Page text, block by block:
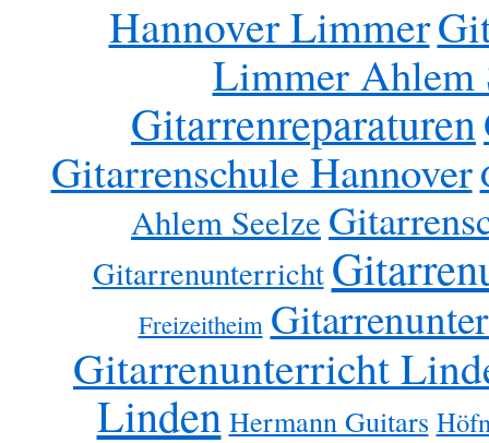
Hannover Limmer
Limmer Ahlem
Gitarrenreparaturen
Gitarrenschule Hannover
Ahlem Seelze
Gitarrenunterricht
Freizeitheim
Gitarrenunterricht
Linden Hermann Guitars